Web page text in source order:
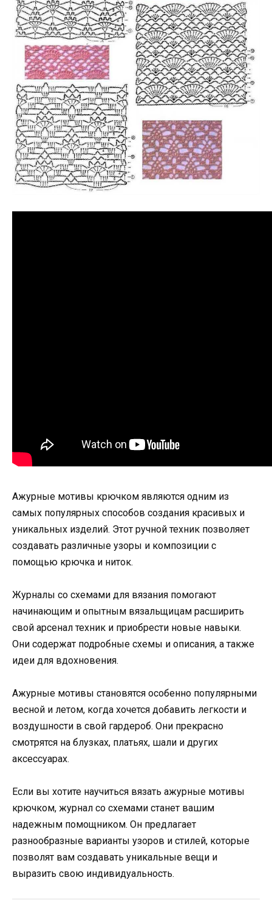
Ажурные мотивы крючком являются одним из
самых популярных способов создания красивых и
уникальных изделий. Этот ручной техник позволяет
создавать различные узоры и композиции с
помощью крючка и ниток.
Журналы со схемами для вязания помогают
начинающим и опытным вязальщицам расширить
свой арсенал техник и приобрести новые навыки.
Они содержат подробные схемы и описания, а также
идеи для вдохновения.
Ажурные мотивы становятся особенно популярными
весной и летом, когда хочется добавить легкости и
воздушности в свой гардероб. Они прекрасно
смотрятся на блузках, платьях, шали и других
аксессуарах.
Если вы хотите научиться вязать ажурные мотивы
крючком, журнал со схемами станет вашим
надежным помощником. Он предлагает
разнообразные варианты узоров и стилей, которые
позволят вам создавать уникальные вещи и
выразить свою индивидуальность.